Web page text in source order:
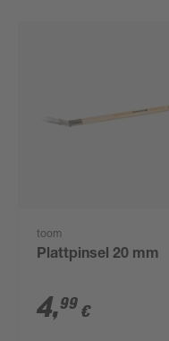
toom
Plattpinsel 20 mm
4,99 €